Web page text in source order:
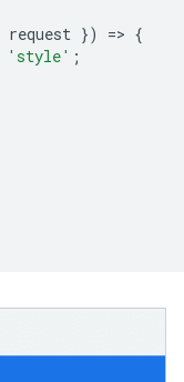
request }) => {
'style' ;